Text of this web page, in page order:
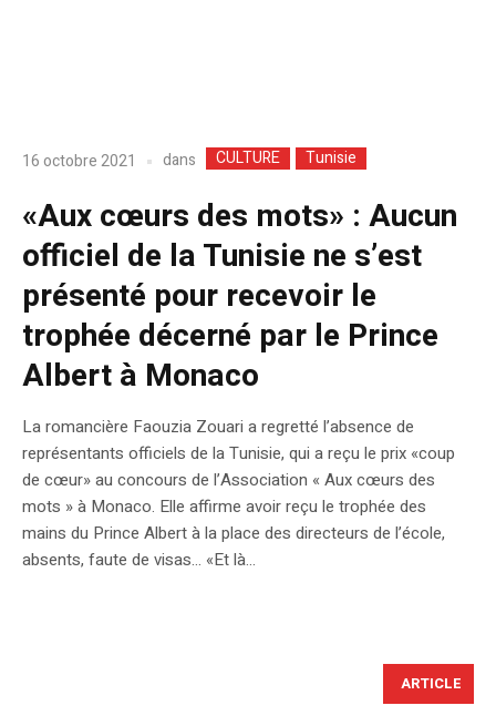
16 octobre 2021 dans CULTURE Tunisie
«Aux cœurs des mots» : Aucun
officiel de la Tunisie ne s’est
présenté pour recevoir le
trophée décerné par le Prince
Albert à Monaco
La romancière Faouzia Zouari a regretté l’absence de
représentants officiels de la Tunisie, qui a reçu le prix «coup
de cœur» au concours de l’Association « Aux cœurs des
mots » à Monaco. Elle affirme avoir reçu le trophée des
mains du Prince Albert à la place des directeurs de l’école,
absents, faute de visas… «Et là...
ARTICLE